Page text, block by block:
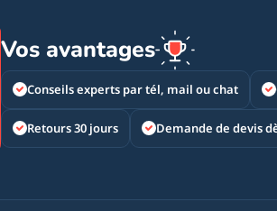
Vos avantages
Conseils experts par tél, mail ou chat
Retours 30 jours Demande de devis